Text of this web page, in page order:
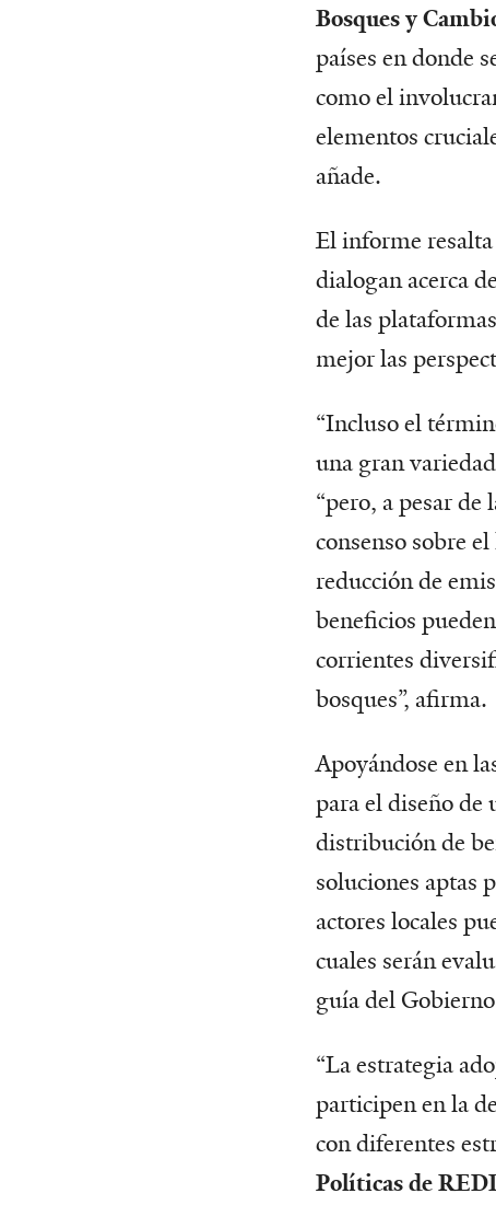
Bosques y
países en donde
como el
elementos
añade.
El informe
dialogan acerca
de las
mejor las
“Incluso el
una gran
“pero, a pesar
consenso sobre
reducción de
beneficios
corrientes
bosques”, afirma.
Apoyándose en
para el diseño de
distribución de
soluciones aptas
actores locales
cuales serán
guía del
“La estrategia
participen en la
con diferentes
Políticas de